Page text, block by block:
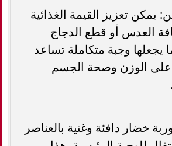
يمكن تعزيز القيمة الغذائية
العدس أو قطع الدجاج
يجعلها وجبة متكاملة تساعد
الوزن وصحة الجسم
خضار دافئة وغنية بالعناصر